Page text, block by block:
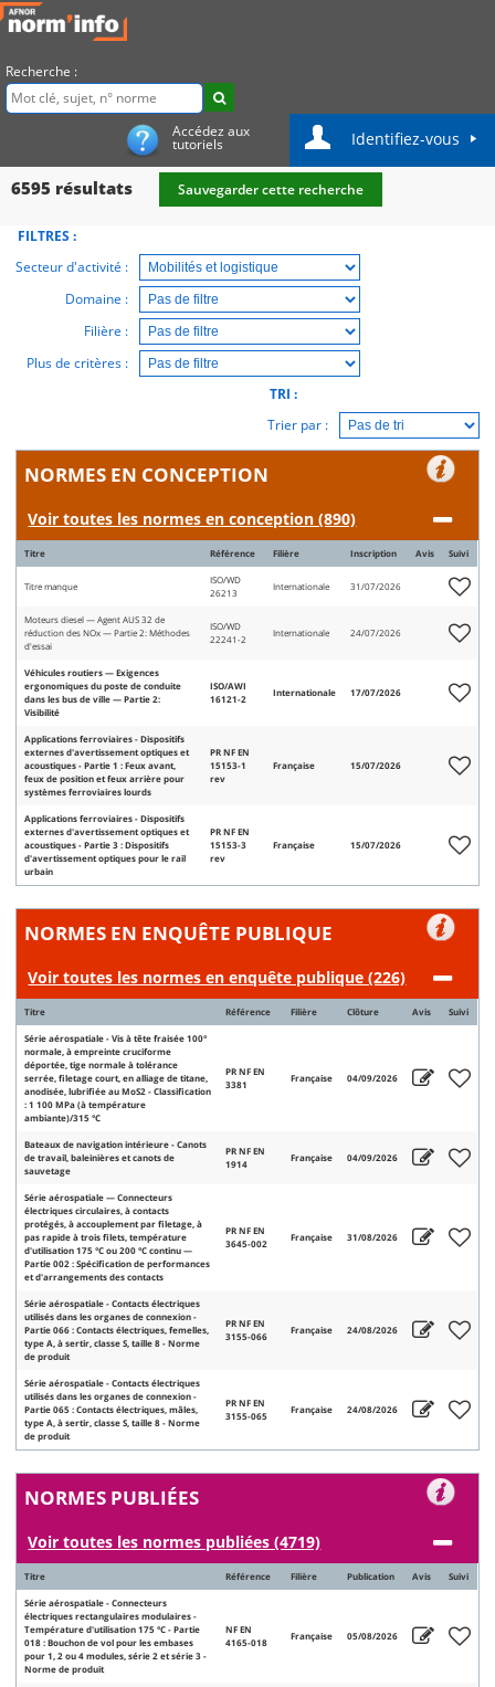
Recherche :
Accédez aux
tutoriels Identifiez-vous
6595 résultats Sauvegarder cette recherche
FILTRES :
Secteur d'activité :
Domaine :
Filière :
Plus de critères :
TRI :
Trier par :
NORMES EN CONCEPTION
Voir toutes les normes en conception (890)
Titre Référence Filière Inscription Avis Suivi
Titre manque
ISO/WD
26213
Internationale 31/07/2026
Moteurs diesel — Agent AUS 32 de
réduction des NOx — Partie 2: Méthodes
d'essai
ISO/WD
22241-2
Internationale 24/07/2026
Véhicules routiers — Exigences
ergonomiques du poste de conduite
dans les bus de ville — Partie 2:
Visibilité
ISO/AWI
16121-2
Internationale 17/07/2026
Applications ferroviaires - Dispositifs
externes d'avertissement optiques et
acoustiques - Partie 1 : Feux avant,
feux de position et feux arrière pour
systèmes ferroviaires lourds
PR NF EN
15153-1
rev
Française 15/07/2026
Applications ferroviaires - Dispositifs
externes d'avertissement optiques et
acoustiques - Partie 3 : Dispositifs
d'avertissement optiques pour le rail
urbain
PR NF EN
15153-3
rev
Française 15/07/2026
NORMES EN ENQUÊTE PUBLIQUE
Voir toutes les normes en enquête publique (226)
Titre Référence Filière Clôture Avis Suivi
Série aérospatiale - Vis à tête fraisée 100°
normale, à empreinte cruciforme
déportée, tige normale à tolérance
serrée, filetage court, en alliage de titane,
anodisée, lubrifiée au MoS2 - Classification
: 1 100 MPa (à température
ambiante)/315 °C
PR NF EN
3381
Française 04/09/2026
Bateaux de navigation intérieure - Canots
de travail, baleinières et canots de
sauvetage
PR NF EN
1914
Française 04/09/2026
Série aérospatiale — Connecteurs
électriques circulaires, à contacts
protégés, à accouplement par filetage, à
pas rapide à trois filets, température
d'utilisation 175 °C ou 200 °C continu —
Partie 002 : Spécification de performances
et d'arrangements des contacts
PR NF EN
3645-002
Française 31/08/2026
Série aérospatiale - Contacts électriques
utilisés dans les organes de connexion -
Partie 066 : Contacts électriques, femelles,
type A, à sertir, classe S, taille 8 - Norme
de produit
PR NF EN
3155-066
Française 24/08/2026
Série aérospatiale - Contacts électriques
utilisés dans les organes de connexion -
Partie 065 : Contacts électriques, mâles,
type A, à sertir, classe S, taille 8 - Norme
de produit
PR NF EN
3155-065
Française 24/08/2026
NORMES PUBLIÉES
Voir toutes les normes publiées (4719)
Titre Référence Filière Publication Avis Suivi
Série aérospatiale - Connecteurs
électriques rectangulaires modulaires -
Température d'utilisation 175 °C - Partie
018 : Bouchon de vol pour les embases
pour 1, 2 ou 4 modules, série 2 et série 3 -
Norme de produit
NF EN
4165-018
Française 05/08/2026